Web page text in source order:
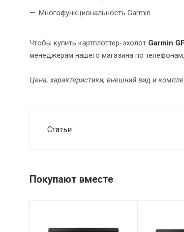
Многофункциональность Garmin
Чтобы купить картплоттер-эхолот Garmin
менеджерам нашего магазина по
Цена, характеристики, внешний вид и
Статьи
Покупают вместе
244 х 160 х 76